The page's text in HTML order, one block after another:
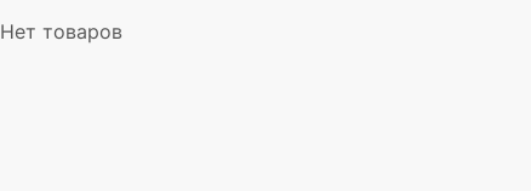
Нет товаров